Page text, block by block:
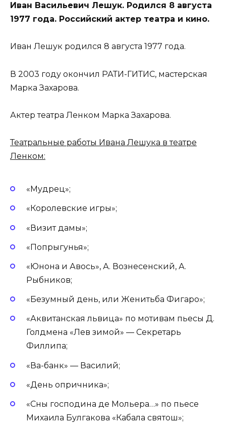
Иван Васильевич Лешук. Родился 8 августа
1977 года. Российский актер театра и кино.
Иван Лешук родился 8 августа 1977 года.
В 2003 году окончил РАТИ-ГИТИС, мастерская
Марка Захарова.
Актер театра Ленком Марка Захарова.
Театральные работы Ивана Лешука в театре
Ленком:
«Мудрец»;
«Королевские игры»;
«Визит дамы»;
«Попрыгунья»;
«Юнона и Авось», А. Вознесенский, А.
Рыбников;
«Безумный день, или Женитьба Фигаро»;
«Аквитанская львица» по мотивам пьесы Д.
Голдмена «Лев зимой» — Секретарь
Филлипа;
«Ва-банк» — Василий;
«День опричника»;
«Сны господина де Мольера…» по пьесе
Михаила Булгакова «Кабала святош»;